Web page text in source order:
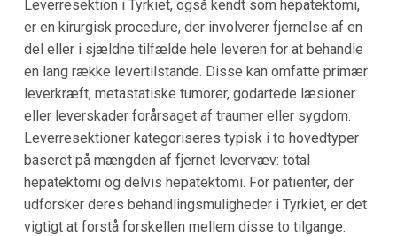
Leverresektion i Tyrkiet, også kendt som hepatektomi,
er en kirurgisk procedure, der involverer fjernelse af en
del eller i sjældne tilfælde hele leveren for at behandle
en lang række levertilstande. Disse kan omfatte primær
leverkræft, metastatiske tumorer, godartede læsioner
eller leverskader forårsaget af traumer eller sygdom.
Leverresektioner kategoriseres typisk i to hovedtyper
baseret på mængden af fjernet levervæv: total
hepatektomi og delvis hepatektomi. For patienter, der
udforsker deres behandlingsmuligheder i Tyrkiet, er det
vigtigt at forstå forskellen mellem disse to tilgange.